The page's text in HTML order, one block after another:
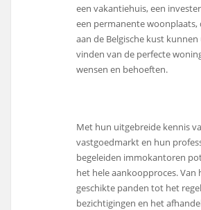
een vakantiehuis, een
een permanente woonplaats,
aan de Belgische kust
vinden van de perfecte
wensen en behoeften.
Met hun uitgebreide kennis
vastgoedmarkt en hun
begeleiden immokantoren
het hele aankoopproces. Van
geschikte panden tot het
bezichtigingen en het